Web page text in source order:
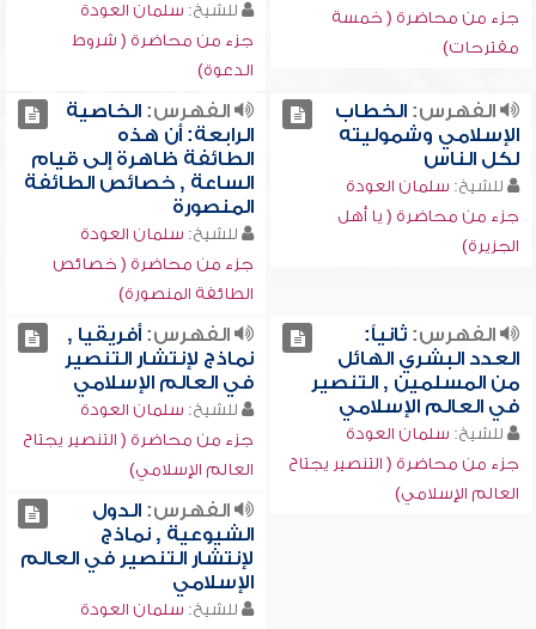
جزء من محاضرة ( خمسة
مقترحات)
للشيخ: سلمان العودة
جزء من محاضرة ( شروط
الدعوة)
الفهرس:الخطاب
الإسلامي وشموليته
لكل الناس
للشيخ: سلمان العودة
جزء من محاضرة ( يا أهل
الجزيرة)
الفهرس:الخاصية
الرابعة: أن هذه
الطائفة ظاهرة إلى قيام
الساعة , خصائص الطائفة
المنصورة
للشيخ: سلمان العودة
جزء من محاضرة ( خصائص
الطائفة المنصورة)
الفهرس:ثانياً:
العدد البشري الهائل
من المسلمين , التنصير
في العالم الإسلامي
للشيخ: سلمان العودة
جزء من محاضرة ( التنصير يجتاح
العالم الإسلامي)
الفهرس:أفريقيا ,
نماذج لإنتشار التنصير
في العالم الإسلامي
للشيخ: سلمان العودة
جزء من محاضرة ( التنصير يجتاح
العالم الإسلامي)
الفهرس:الدول
الشيوعية , نماذج
لإنتشار التنصير في العالم
الإسلامي
للشيخ: سلمان العودة